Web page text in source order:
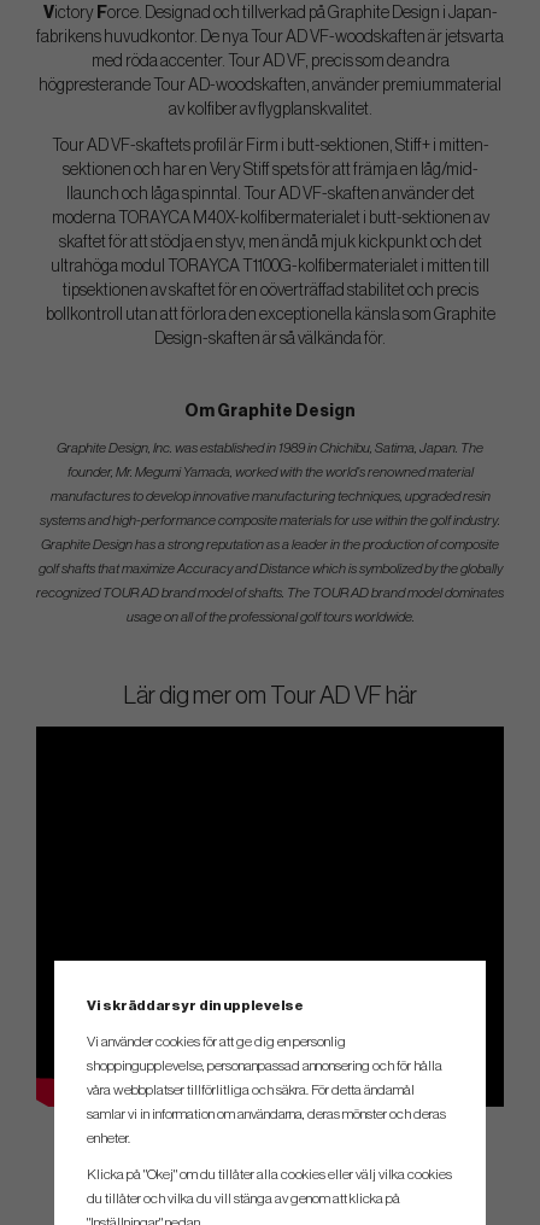
Victory Force. Designad och tillverkad på Graphite Design i Japan-
fabrikens huvudkontor. De nya Tour AD VF-woodskaften är jetsvarta
med röda accenter. Tour AD VF, precis som de andra
högpresterande Tour AD-woodskaften, använder premiummaterial
av kolfiber av flygplanskvalitet.
Tour AD VF-skaftets profil är Firm i butt-sektionen, Stiff+ i mitten-
sektionen och har en Very Stiff spets för att främja en låg/mid-
llaunch och låga spinntal. Tour AD VF-skaften använder det
moderna TORAYCA M40X-kolfibermaterialet i butt-sektionen av
skaftet för att stödja en styv, men ändå mjuk kickpunkt och det
ultrahöga modul TORAYCA T1100G-kolfibermaterialet i mitten till
tipsektionen av skaftet för en oöverträffad stabilitet och precis
bollkontroll utan att förlora den exceptionella känsla som Graphite
Design-skaften är så välkända för.
Om Graphite Design
Graphite Design, Inc. was established in 1989 in Chichibu, Satima, Japan. The
founder, Mr. Megumi Yamada, worked with the world’s renowned material
manufactures to develop innovative manufacturing techniques, upgraded resin
systems and high-performance composite materials for use within the golf industry.
Graphite Design has a strong reputation as a leader in the production of composite
golf shafts that maximize Accuracy and Distance which is symbolized by the globally
recognized TOUR AD brand model of shafts. The TOUR AD brand model dominates
usage on all of the professional golf tours worldwide.
Lär dig mer om Tour AD VF här
Vi skräddarsyr din upplevelse
Vi använder cookies för att ge dig en personlig
shoppingupplevelse, personanpassad annonsering och för hålla
våra webbplatser tillförlitliga och säkra. För detta ändamål
samlar vi in information om användarna, deras mönster och deras
enheter.
Klicka på "Okej" om du tillåter alla cookies eller välj vilka cookies
du tillåter och vilka du vill stänga av genom att klicka på